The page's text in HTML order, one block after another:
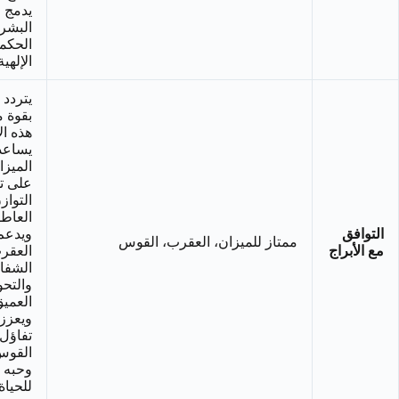
التوافق
مع الأبراج
ممتاز للميزان، العقرب، القوس
بقوة
هذه
على
ويعزز
تفاؤل
وحبه